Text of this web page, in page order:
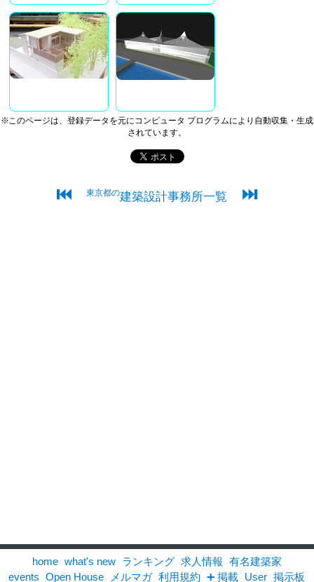
※このページは、登録データを元にコンピュータ プログラムにより自動収集・生成
されています。
⏮ 東京都の建築設計事務所一覧 ⏭
home what's new ランキング 求人情報 有名建築家
events
Open House メルマガ 利用規約 ➕ 掲載 User 掲示板